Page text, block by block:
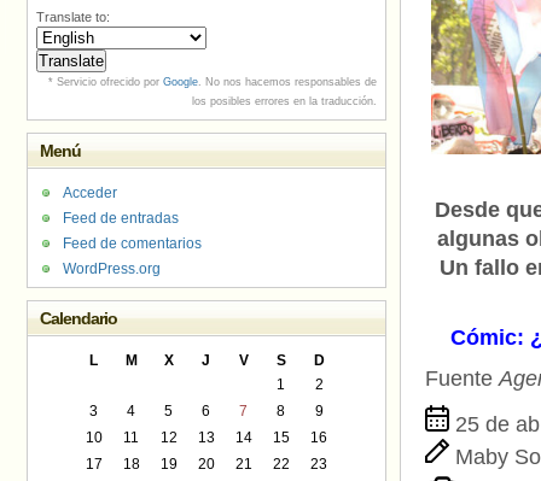
Desde
algunas
Un fallo
Cómic:
Fuente
25 de
Maby
Translate to:
* Servicio ofrecido por Google. No nos hacemos responsables de
los posibles errores en la traducción.
Menú
Acceder
Feed de entradas
Feed de comentarios
WordPress.org
Calendario
L M X J V S
D
1
2
3
4 5 6 7 8
9
10
11 12 13 14 15
16
17
18 19 20 21 22
23